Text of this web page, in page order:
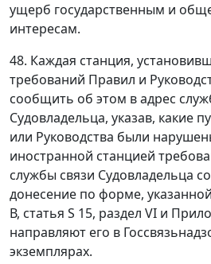
ущерб государственным и
интересам.
48. Каждая станция,
требований Правил и
сообщить об этом в адрес
Судовладельца, указав, какие
или Руководства были
иностранной станцией
службы связи Судовладельца
донесение по форме,
В, статья S 15, раздел VI и
направляют его в
экземплярах.